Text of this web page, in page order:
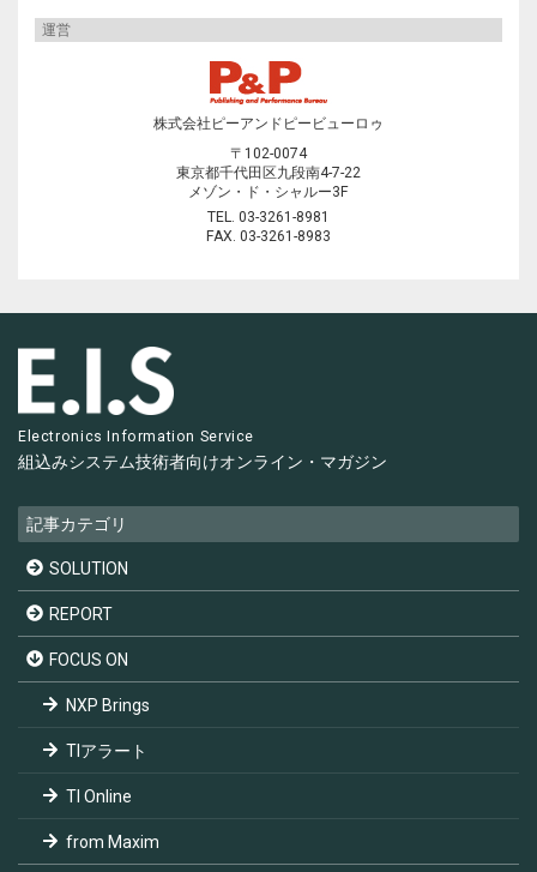
運営
株式会社ピーアンドピービューロゥ
〒102-0074
東京都千代田区九段南4-7-22
メゾン・ド・シャルー3F
TEL. 03-3261-8981
FAX. 03-3261-8983
Electronics Information Service
組込みシステム技術者向けオンライン・マガジン
記事カテゴリ
SOLUTION
REPORT
FOCUS ON
NXP Brings
TIアラート
TI Online
from Maxim